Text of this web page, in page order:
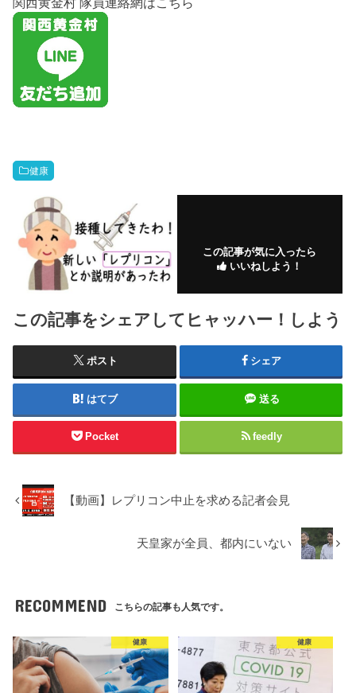
健康
この記事が気に入ったら
いいねしよう！
この記事をシェアしてヒャッハー！しよう
ポスト シェア
はてブ 送る
Pocket feedly
【動画】レプリコン中止を求める記者会見
天皇家が全員、都内にいない
RECOMMEND こちらの記事も人気です。
健康 健康